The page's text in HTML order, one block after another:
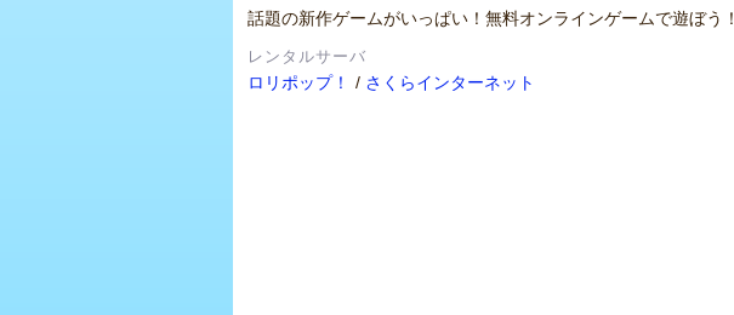
話題の新作ゲームがいっぱい！無料オンラインゲームで遊ぼう！
レンタルサーバ
ロリポップ！ / さくらインターネット